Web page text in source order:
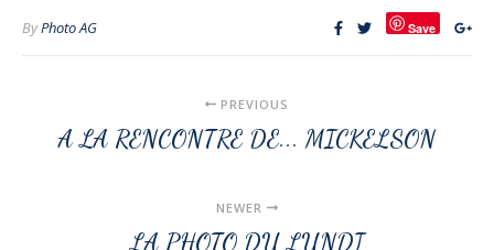
ByPhoto AG Save
PREVIOUS
A LA RENCONTRE DE... MICKELSON
NEWER
LA PHOTO DU LUNDI